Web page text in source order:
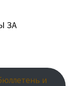
ЗА
и